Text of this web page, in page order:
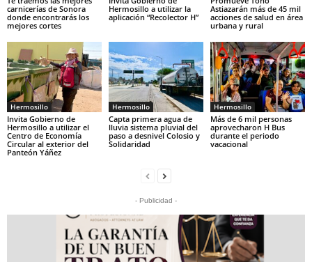
carnicerías de Sonora
donde encontrarás los
mejores cortes
Hermosillo a utilizar la
aplicación “Recolector H”
Astiazarán más de 45 mil
acciones de salud en área
urbana y rural
Hermosillo
Invita Gobierno de
Hermosillo a utilizar el
Centro de Economía
Circular al exterior del
Panteón Yáñez
Hermosillo
Capta primera agua de
lluvia sistema pluvial del
paso a desnivel Colosio y
Solidaridad
Hermosillo
Más de 6 mil personas
aprovecharon H Bus
durante el periodo
vacacional
- Publicidad -